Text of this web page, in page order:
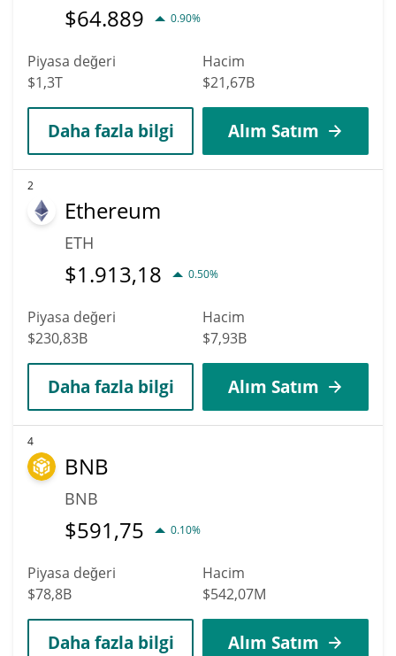
$64.889 0.90%
Piyasa değeri
$1,3T
Hacim
$21,67B
Daha fazla bilgi Alım Satım
2
Ethereum
ETH
$1.913,18 0.50%
Piyasa değeri
$230,83B
Hacim
$7,93B
Daha fazla bilgi Alım Satım
4
BNB
BNB
$591,75 0.10%
Piyasa değeri
$78,8B
Hacim
$542,07M
Daha fazla bilgi Alım Satım